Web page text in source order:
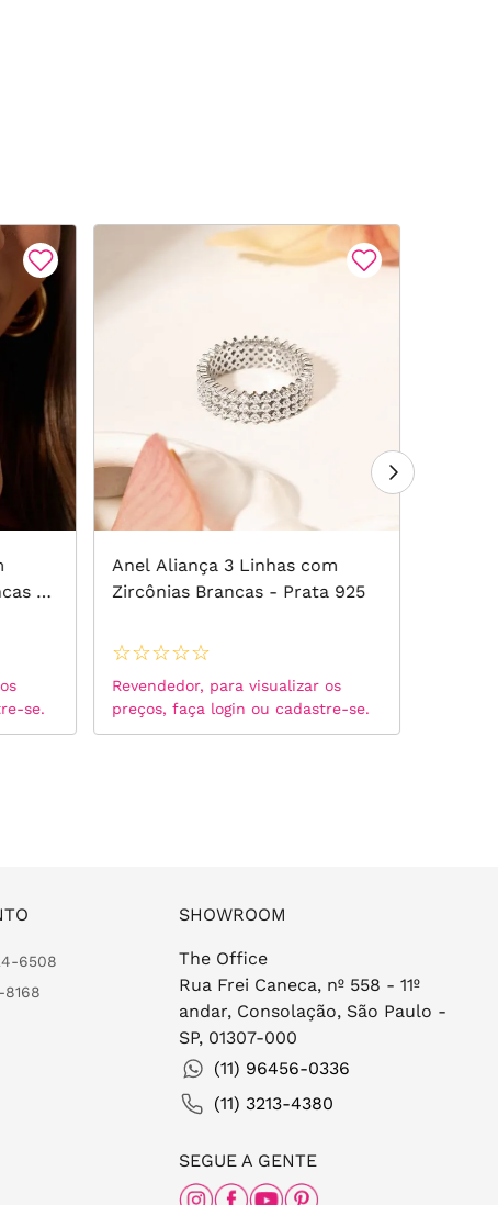
-
se.
Anel Aliança 3 Linhas com
Zircônias Brancas - Prata 925
☆☆☆☆☆
Revendedor, para visualizar os
preços, faça login ou cadastre-se.
6508
8168
SHOWROOM
The Office
Rua Frei Caneca, nº 558 - 11º
andar, Consolação, São Paulo -
SP, 01307-000
(11) 96456-0336
(11) 3213-4380
SEGUE A GENTE